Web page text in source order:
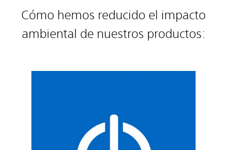
Cómo hemos reducido el impacto
ambiental de nuestros productos: